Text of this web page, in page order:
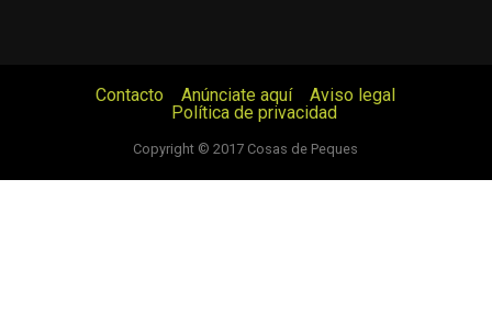
Contacto Anúnciate aquí
Aviso legal
Política de privacidad
Copyright © 2017 Cosas de Peques